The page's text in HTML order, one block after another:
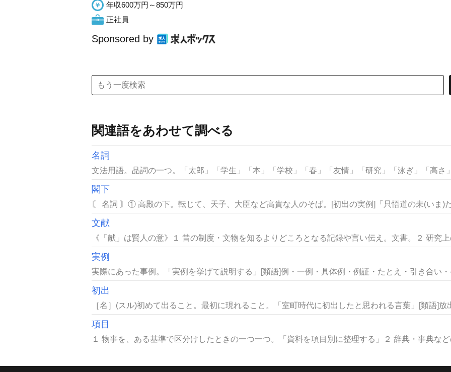
年収600万円～850万円
正社員
Sponsored by
関連語をあわせて調べる
名詞
文法用語。品詞の一つ。「太郎」「学生」「本」「学校」「春」「友情」「研究」「泳ぎ」「高さ
閣下
〘 名詞 〙① 高殿の下。転じて、天子、大臣など高貴な人のそば。[初出の実例]「只悟道の未(いま)
文献
《「献」は賢人の意》１ 昔の制度・文物を知るよりどころとなる記録や言い伝え。文書。２ 研究
実例
実際にあった事例。「実例を挙げて説明する」[類語]例・一例・具体例・例証・たとえ・引き合い
初出
［名］(スル)初めて出ること。最初に現れること。「室町時代に初出したと思われる言葉」[類語]放
項目
１ 物事を、ある基準で区分けしたときの一つ一つ。「資料を項目別に整理する」２ 辞典・事典な